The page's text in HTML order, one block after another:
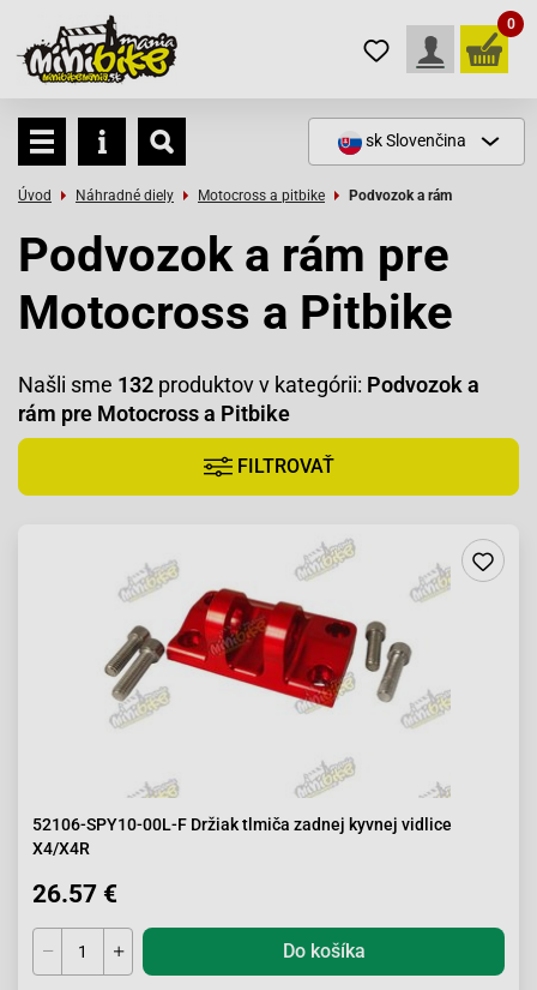
0
skSlovenčina
Úvod Náhradné diely Motocross a pitbike Podvozok a rám
Podvozok a rám pre
Motocross a Pitbike
Našli sme 132 produktov v kategórii: Podvozok a
rám pre Motocross a Pitbike
FILTROVAŤ
52106-SPY10-00L-F Držiak tlmiča zadnej kyvnej vidlice
X4/X4R
26.57 €
Do košíka